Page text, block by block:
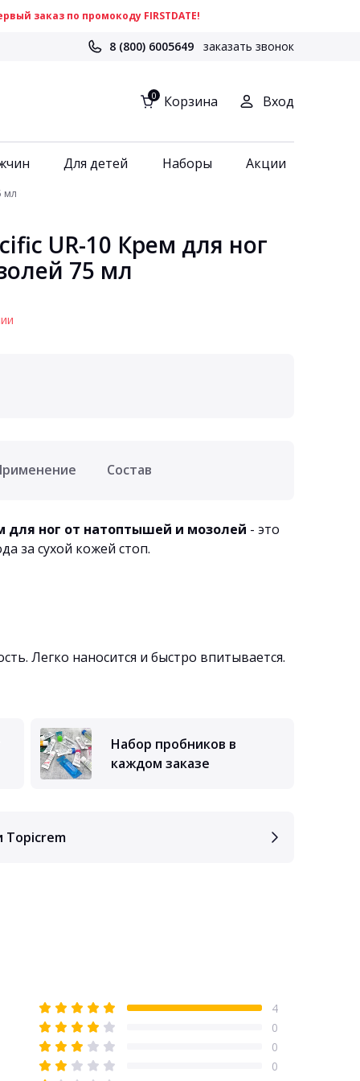
заказ по промокоду FIRSTDATE!
8 (800) 6005649 заказать звонок
0 Корзина Вход
Для детей Наборы Акции
мл
UR-10 Крем для ног
75 мл
Состав
для ног от натоптышей и мозолей - это
за сухой кожей стоп.
Легко наносится и быстро впитывается.
Набор пробников в
каждом заказе
Topicrem
4
0
0
0